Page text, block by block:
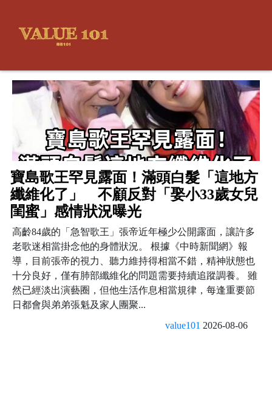
寶島歌王罕見露面！滿頭白髮「這地方
纖維化了」 不顧反對「娶小33歲女兒
閨蜜」感情狀況曝光
高齡84歲的「急智歌王」張帝近年極少公開露面，讓許多
老歌迷相當掛念他的身體狀況。 根據《中時新聞網》報
導，目前張帝的視力、聽力維持得相當不錯，精神狀態也
十分良好，僅有肺部纖維化的問題需要持續追蹤調養。 雖
然已經淡出演藝圈，但他生活作息相當規律，每逢重要節
日都會與弟弟張魁及家人團聚...
value101 2026-08-06